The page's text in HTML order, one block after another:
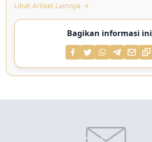
Lihat Artikel Lainnya →
Bagikan informasi ini